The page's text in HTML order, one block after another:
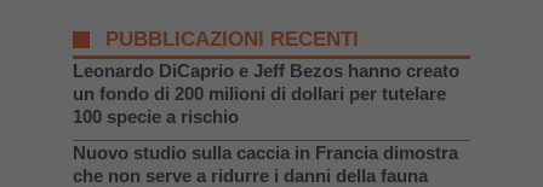
PUBBLICAZIONI RECENTI
Leonardo DiCaprio e Jeff Bezos hanno creato
un fondo di 200 milioni di dollari per tutelare
100 specie a rischio
Nuovo studio sulla caccia in Francia dimostra
che non serve a ridurre i danni della fauna